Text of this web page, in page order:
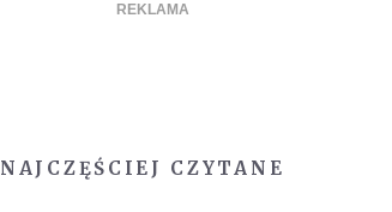
NAJCZĘŚCIEJ CZYTANE